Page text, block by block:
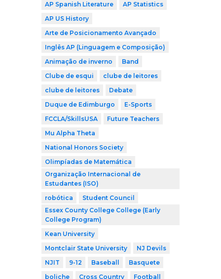
AP Spanish Literature
AP Statistics
AP US History
Arte de Posicionamento Avançado
Inglês AP (Linguagem e Composição)
Animação de inverno
Band
Clube de esqui
clube de leitores
clube de leitores
Debate
Duque de Edimburgo
E-Sports
FCCLA/SkillsUSA
Future Teachers
Mu Alpha Theta
National Honors Society
Olimpíadas de Matemática
Organização Internacional de
Estudantes (ISO)
robótica
Student Council
Essex County College College (Early
College Program)
Kean University
Montclair State University
NJ Devils
NJIT
9-12 Baseball
Basquete
boliche
Cross Country
Football